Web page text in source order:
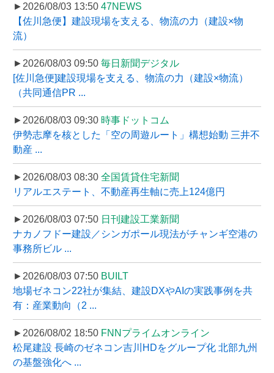
►2026/08/03 13:50 47NEWS
【佐川急便】建設現場を支える、物流の力（建設×物
流）
►2026/08/03 09:50 毎日新聞デジタル
[佐川急便]建設現場を支える、物流の力（建設×物流）
（共同通信PR ...
►2026/08/03 09:30 時事ドットコム
伊勢志摩を核とした「空の周遊ルート」構想始動 三井不
動産 ...
►2026/08/03 08:30 全国賃貸住宅新聞
リアルエステート、不動産再生軸に売上124億円
►2026/08/03 07:50 日刊建設工業新聞
ナカノフドー建設／シンガポール現法がチャンギ空港の
事務所ビル ...
►2026/08/03 07:50 BUILT
地場ゼネコン22社が集結、建設DXやAIの実践事例を共
有：産業動向（2 ...
►2026/08/02 18:50 FNNプライムオンライン
松尾建設 長崎のゼネコン吉川HDをグループ化 北部九州
の基盤強化へ ...